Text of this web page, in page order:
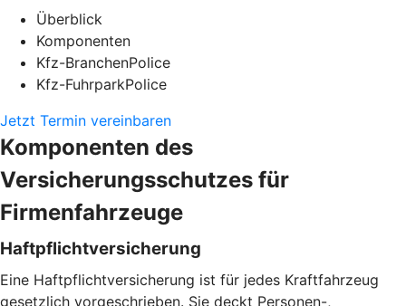
Überblick
Komponenten
Kfz-BranchenPolice
Kfz-FuhrparkPolice
Jetzt Termin vereinbaren
Komponenten des
Versicherungsschutzes für
Firmenfahrzeuge
Haftpflichtversicherung
Eine Haftpflichtversicherung ist für jedes Kraftfahrzeug
gesetzlich vorgeschrieben. Sie deckt Personen-,